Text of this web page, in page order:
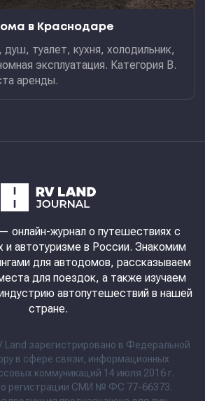
в Краснодаре
туалет, кухня, холодильник,
эксплуатация. Категория В.
аренды.
— онлайн-журнал о путешествиях с
и автотуризме в России. Знакомим
для автодомов, рассказываем
для поездок, а также изучаем
автопутешествий в нашей
стране.
Land зарегистрировано в Федеральной
в сфере связи, информационных
коммуникаций 14 июля 2016 г.
о регистрации СМИ № ФС 77-66373.